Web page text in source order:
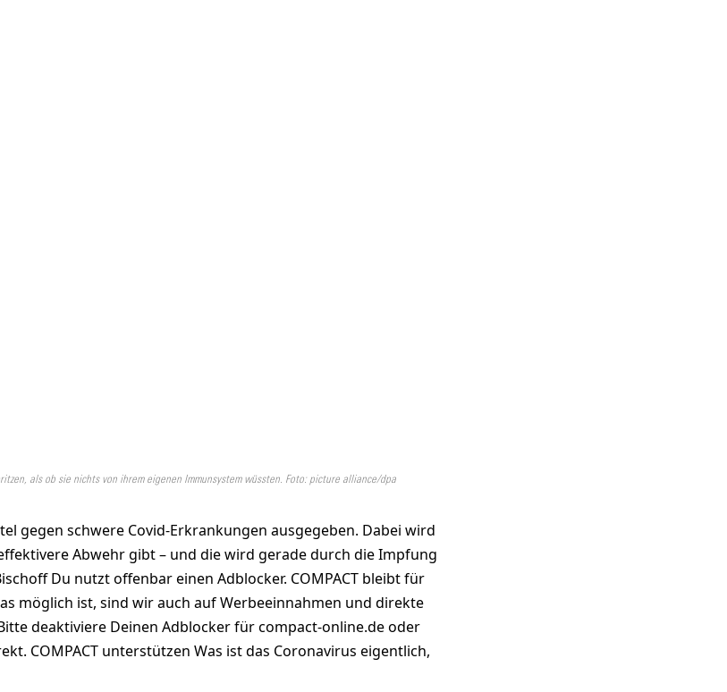
als ob sie nichts von ihrem eigenen Immunsystem wüssten. Foto: picture alliance/dpa
gegen schwere Covid-Erkrankungen ausgegeben. Dabei wird
Abwehr gibt – und die wird gerade durch die Impfung
Du nutzt offenbar einen Adblocker. COMPACT bleibt für
möglich ist, sind wir auch auf Werbeeinnahmen und direkte
deaktiviere Deinen Adblocker für compact-online.de oder
COMPACT unterstützen Was ist das Coronavirus eigentlich,